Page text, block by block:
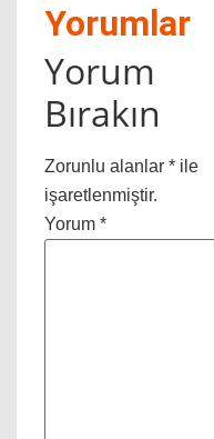
Yorumlar
Yorum
Bırakın
Zorunlu alanlar * ile
işaretlenmiştir.
Yorum *